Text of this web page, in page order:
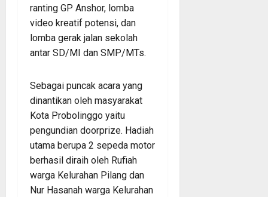
ranting GP Anshor, lomba
video kreatif potensi, dan
lomba gerak jalan sekolah
antar SD/MI dan SMP/MTs.
Sebagai puncak acara yang
dinantikan oleh masyarakat
Kota Probolinggo yaitu
pengundian doorprize. Hadiah
utama berupa 2 sepeda motor
berhasil diraih oleh Rufiah
warga Kelurahan Pilang dan
Nur Hasanah warga Kelurahan